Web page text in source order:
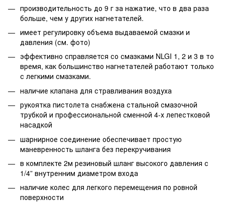
производительность до 9 г за нажатие, что в два раза
больше, чем у других нагнетателей.
имеет регулировку объема выдаваемой смазки и
давления (см. фото)
эффективно справляется со смазками NLGI 1, 2 и 3 в то
время, как большинство нагнетателей работают только
с легкими смазками.
наличие клапана для стравливания воздуха
рукоятка пистолета снабжена стальной смазочной
трубкой и профессиональной сменной 4-х лепестковой
насадкой
шарнирное соединение обеспечивает простую
маневренность шланга без перекручивания
в комплекте 2м резиновый шланг высокого давления с
1/4” внутренним диаметром входа
наличие колес для легкого перемещения по ровной
поверхности